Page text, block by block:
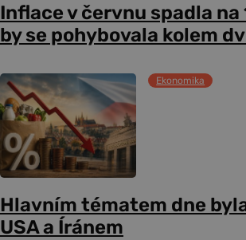
Inflace v červnu spadla
by se pohybovala kolem
Ekonomika
Hlavním tématem dne
USA a Íránem